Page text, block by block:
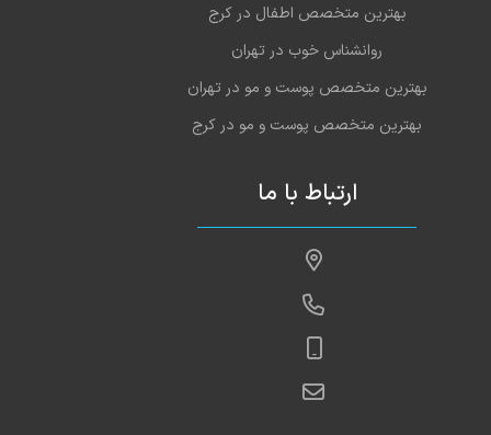
بهترین متخصص اطفال در کرج
روانشناس خوب در تهران
بهترین متخصص پوست و مو در تهران
بهترین متخصص پوست و مو در کرج
ارتباط با ما